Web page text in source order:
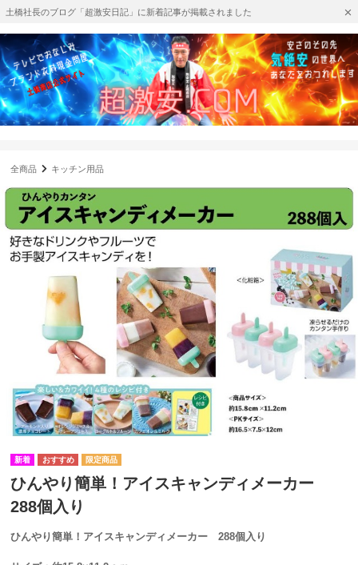
土橋社長のブログ「超激安日記」に新着記事が掲載されました
全商品 キッチン用品
ひんやり簡単！アイスキャンディメーカー
288個入り
ひんやり簡単！アイスキャンディメーカー 288個入り